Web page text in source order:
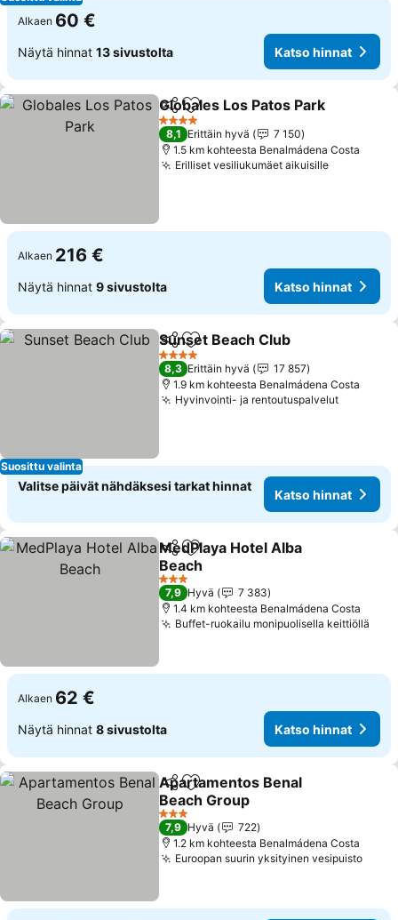
Alkaen 60 €
Näytä hinnat 13 sivustolta Katso hinnat
Jaa Lisää suosikkeihin
Globales Los Patos Park
4 Tähtiluokitus
8,1 Erittäin hyvä
7 150
1.5 km kohteesta Benalmádena Costa
Erilliset vesiliukumäet aikuisilleKatso
Alkaen 216 €
Näytä hinnat 9 sivustolta Katso hinnat
Suosittu valinta
Jaa Lisää suosikkeihin
Sunset Beach Club
4 Tähtiluokitus
8,3 Erittäin hyvä
17 857
1.9 km kohteesta Benalmádena Costa
Hyvinvointi- ja rentoutuspalvelutKatso
Valitse päivät nähdäksesi tarkat hinnat
Katso hinnat
Jaa Lisää suosikkeihin
MedPlaya Hotel Alba
Beach
Katso hinnat
3 Tähtiluokitus
7,9 Hyvä
7 383
1.4 km kohteesta Benalmádena Costa
Buffet-ruokailu monipuolisella keittiöllä
Alkaen 62 €
Näytä hinnat 8 sivustolta Katso hinnat
Jaa Lisää suosikkeihin
Apartamentos Benal
Beach Group
Katso hinnat
3 Tähtiluokitus
7,9 Hyvä
722
1.2 km kohteesta Benalmádena Costa
Euroopan suurin yksityinen vesipuisto